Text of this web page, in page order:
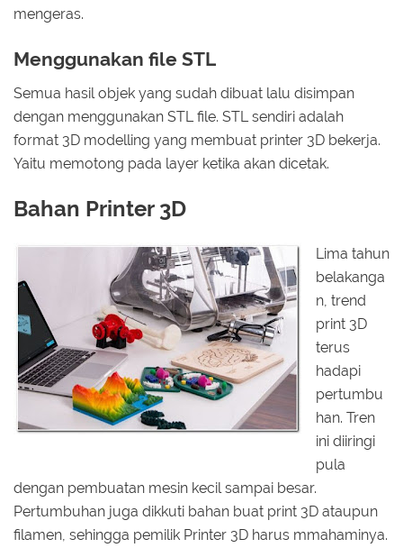
mengeras.
Menggunakan file STL
Semua hasil objek yang sudah dibuat lalu disimpan
dengan menggunakan STL file. STL sendiri adalah
format 3D modelling yang membuat printer 3D bekerja.
Yaitu memotong pada layer ketika akan dicetak.
Bahan Printer 3D
Lima tahun
belakanga
n, trend
print 3D
terus
hadapi
pertumbu
han. Tren
ini diiringi
pula
dengan pembuatan mesin kecil sampai besar.
Pertumbuhan juga dikkuti bahan buat print 3D ataupun
filamen, sehingga pemilik Printer 3D harus mmahaminya.